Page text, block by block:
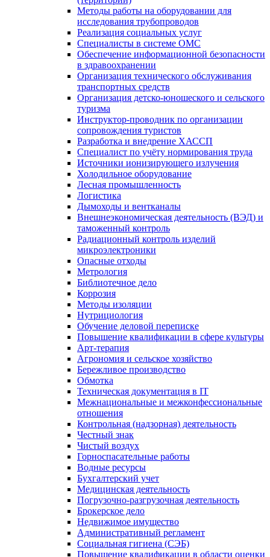
Методы работы на оборудовании для
исследования трубопроводов
Реализация социальных услуг
Специалисты в системе ОМС
Обеспечение информационной безопасности
в здравоохранении
Организация технического обслуживания
транспортных средств
Организация детско-юношеского и сельского
туризма
Инструктор-проводник по организации
сопровождения туристов
Разработка и внедрение ХАССП
Специалист по учёту нормирования труда
Источники ионизирующего излучения
Холодильное оборудование
Лесная промышленность
Логистика
Дымоходы и вентканалы
Внешнеэкономическая деятельность (ВЭД) и
таможенный контроль
Радиационный контроль изделий
микроэлектроники
Опасные отходы
Метрология
Библиотечное дело
Коррозия
Методы изоляции
Нутрициология
Обучение деловой переписке
Повышение квалификации в сфере культуры
Арт-терапия
Агрономия и сельское хозяйство
Бережливое производство
Обмотка
Техническая документация в IT
Межнациональные и межконфессиональные
отношения
Контрольная (надзорная) деятельность
Честный знак
Чистый воздух
Горноспасательные работы
Водные ресурсы
Бухгалтерский учет
Медицинская деятельность
Погрузочно-разгрузочная деятельность
Брокерское дело
Недвижимое имущество
Административный регламент
Социальная гигиена (СЭБ)
Повышение квалификации в области оценки